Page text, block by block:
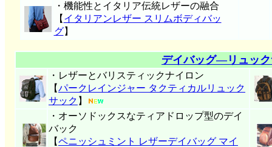
・機能性とイタリア伝統レザーの融合
【 イタリアンレザー スリムボディバッ
グ】
デイバッグ―リュッ
・レザーとバリスティックナイロン
【パークレインジャー タクティカルリュック
サック 】
・オーソドックスなティアドロップ型のデイ
バック
【ペニッシュミント レザーデイバッグ マイ